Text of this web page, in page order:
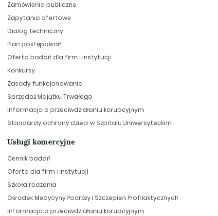
Zamówienia publiczne
Zapytania ofertowe
Dialog techniczny
Plan postępowań
Oferta badań dla firm i instytucji
Konkursy
Zasady funkcjonowania
Sprzedaż Majątku Trwałego
Informacja o przeciwdziałaniu korupcyjnym
Standardy ochrony dzieci w Szpitalu Uniwersyteckim
Usługi komercyjne
Cennik badań
Oferta dla firm i instytucji
Szkoła rodzenia
Ośrodek Medycyny Podróży i Szczepień Profilaktycznych
Informacja o przeciwdziałaniu korupcyjnym